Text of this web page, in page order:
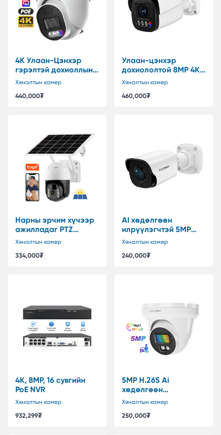
4K Улаан-Цэнхэр
гэрэлтэй дохиоллын
Bullet POE хяналтын
Хяналтын камер
440,000₮
Улаан-цэнхэр
дохиололтой 8MP 4K
POE ухаалаг хяналтын
Хяналтын камер
460,000₮
Нарны эрчим хүчээр
ажилладаг PTZ
хяналтын камер 4G
Хяналтын камер
334,000₮
AI хөдөлгөөн
илрүүлэгчтэй 5MP
POE хяналтын камер
Хяналтын камер
240,000₮
4K, 8MP, 16 сувгийн
PoE NVR
Хяналтын камер
932,299₮
5MP H.265 Ai
хөдөлгөөн
илрүүлэгчтэй, IP
гадаа хяналтын
камер
Хяналтын камер
250,000₮